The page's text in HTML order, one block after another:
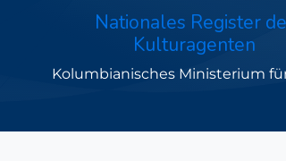
Nationales Register
Kulturagenten
Kolumbianisches Ministerium